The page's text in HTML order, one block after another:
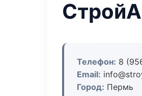
Телефон: 8
Email:
Город: Пермь